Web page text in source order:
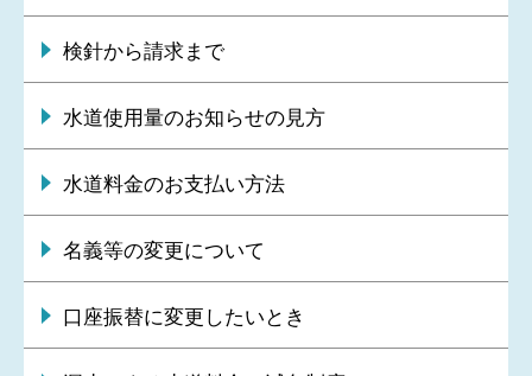
検針から請求まで
水道使用量のお知らせの見方
水道料金のお支払い方法
名義等の変更について
口座振替に変更したいとき